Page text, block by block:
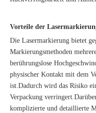
Vorteile der
Die Lasermarkierung bietet
Markierungsmethoden
berührungslose
physischer Kontakt mit dem
ist.Dadurch wird das Risiko
Verpackung
komplizierte und detaillierte